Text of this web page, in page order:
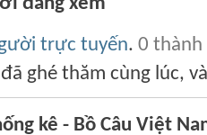
đang xem
trực tuyến. 0 thành
ghé thăm cùng lúc,
kê - Bồ Câu Việt